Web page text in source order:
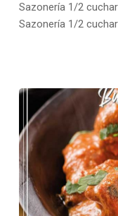
Sazonería 1/2
Sazonería 1/2